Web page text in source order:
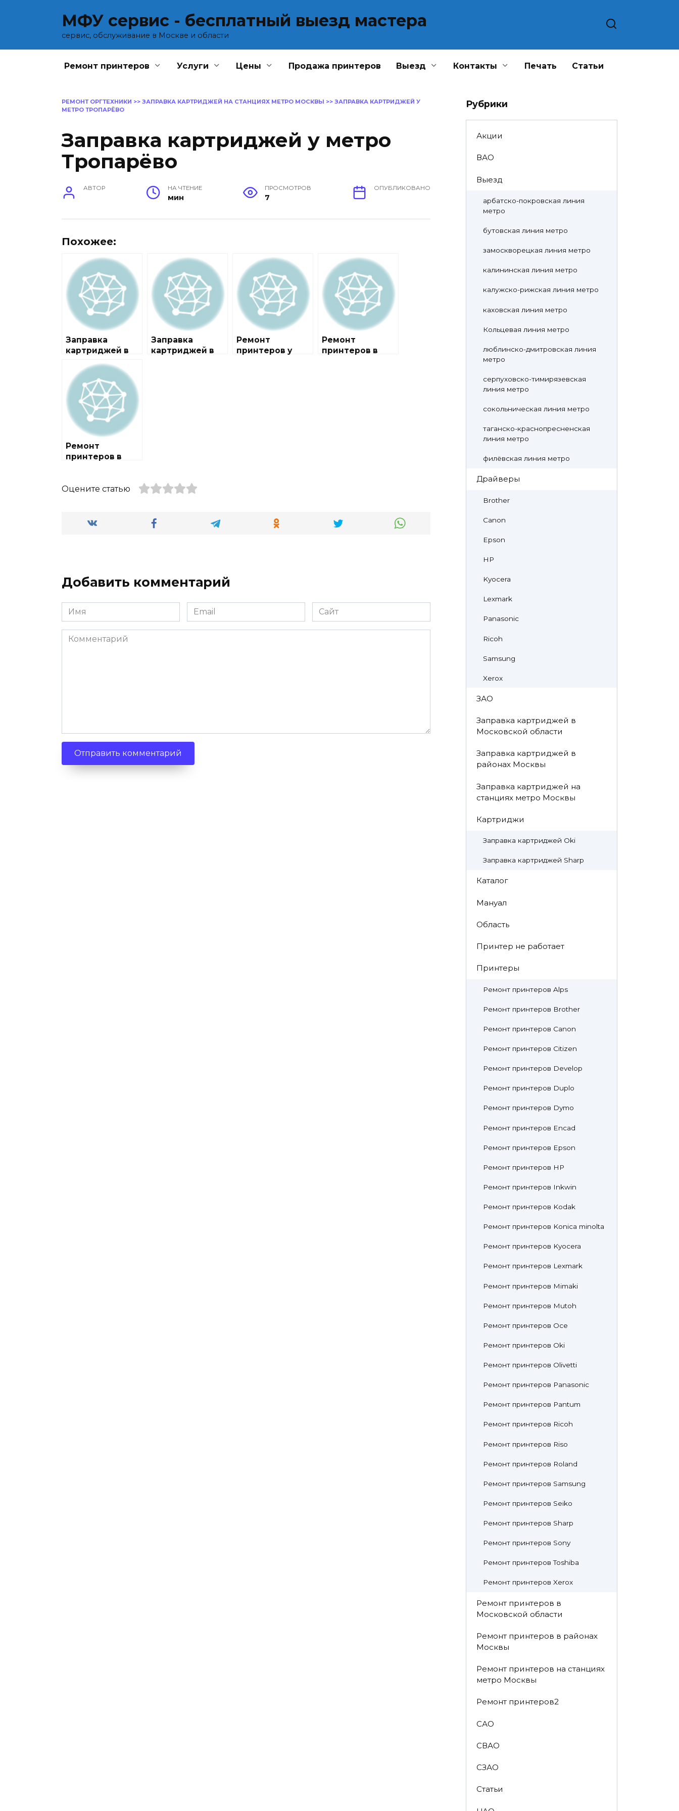
МФУ сервис - бесплатный выезд мастера
сервис, обслуживание в Москве и области
Ремонт принтеров Услуги Цены Продажа принтеров Выезд Контакты Печать Статьи
РЕМОНТ ОРГТЕХНИКИ >> ЗАПРАВКА КАРТРИДЖЕЙ НА СТАНЦИЯХ МЕТРО МОСКВЫ >> ЗАПРАВКА КАРТРИДЖЕЙ У
МЕТРО ТРОПАРЁВО
Заправка картриджей у метро
Тропарёво
АВТОР НА ЧТЕНИЕ
мин
ПРОСМОТРОВ
7
ОПУБЛИКОВАНО
Похожее:
Заправка
картриджей в
Тропарёво-
Никулино
Заправка
картриджей в
Ремонт
принтеров у
Ремонт
принтеров в
Ремонт
принтеров в
Оцените статью
Добавить комментарий
Имя Email Сайт
Комментарий
Рубрики
Акции
ВАО
Выезд
арбатско-покровская линия
метро
бутовская линия метро
замоскворецкая линия метро
калининская линия метро
калужско-рижская линия метро
каховская линия метро
Кольцевая линия метро
люблинско-дмитровская линия
метро
серпуховско-тимирязевская
линия метро
сокольническая линия метро
таганско-краснопресненская
линия метро
филёвская линия метро
Драйверы
Brother
Canon
Epson
HP
Kyocera
Lexmark
Panasonic
Ricoh
Samsung
Xerox
ЗАО
Заправка картриджей в
Московской области
Заправка картриджей в
районах Москвы
Заправка картриджей на
станциях метро Москвы
Картриджи
Заправка картриджей Oki
Заправка картриджей Sharp
Каталог
Мануал
Область
Принтер не работает
Принтеры
Ремонт принтеров Alps
Ремонт принтеров Brother
Ремонт принтеров Canon
Ремонт принтеров Citizen
Ремонт принтеров Develop
Ремонт принтеров Duplo
Ремонт принтеров Dymo
Ремонт принтеров Encad
Ремонт принтеров Epson
Ремонт принтеров HP
Ремонт принтеров Inkwin
Ремонт принтеров Kodak
Ремонт принтеров Konica minolta
Ремонт принтеров Kyocera
Ремонт принтеров Lexmark
Ремонт принтеров Mimaki
Ремонт принтеров Mutoh
Ремонт принтеров Oce
Ремонт принтеров Oki
Ремонт принтеров Olivetti
Ремонт принтеров Panasonic
Ремонт принтеров Pantum
Ремонт принтеров Ricoh
Ремонт принтеров Riso
Ремонт принтеров Roland
Ремонт принтеров Samsung
Ремонт принтеров Seiko
Ремонт принтеров Sharp
Ремонт принтеров Sony
Ремонт принтеров Toshiba
Ремонт принтеров Xerox
Ремонт принтеров в
Московской области
Ремонт принтеров в районах
Москвы
Ремонт принтеров на станциях
метро Москвы
Ремонт принтеров2
САО
СВАО
СЗАО
Статьи